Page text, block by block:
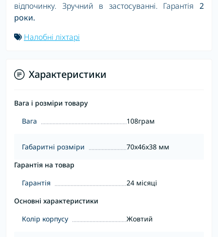
відпочинку. Зручний в застосуванні. Гарантія 2
роки.
Налобні ліхтарі
Характеристики
Вага і розміри товару
Вага
108грам
Габаритні розміри
70x46x38 мм
Гарантія на товар
Гарантія
24 місяці
Основні характеристики
Колір корпусу
Жовтий